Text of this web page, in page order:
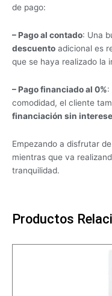
de pago:
– Pago al contado: Una
descuento adicional es
que se haya realizado la
– Pago financiado al 0%:
comodidad, el cliente
financiación sin
Empezando a disfrutar
mientras que va
tranquilidad.
Productos